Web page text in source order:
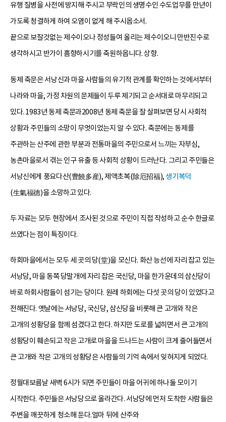
유행 질병을 사전에 방지해 주시고 부락인의 생명수인 수도업무를 만년이
가도록 청결하게 하여 오염이 없게 해 주시옵소서.
끝으로 보잘것없는 제수이오나 정성들여 올리는 제수이오니 만반진수로
생각하시고 반가이 흠향하시기를 축원하옵니다. 상향.
동제 축문은 서낭신과 마을 사람들의 유기적 관계를 확인하는 것에서부터
나라와 마을, 가정 차원의 문제들이 두루 제기되고 순서대로 마무리되고
있다. 1983년 동제 축문과2008년 동제 축문을 잘 살펴보면 당시 사회적
상황과 주민들의 소망이 무엇이었는지 알 수 있다. 축문에는 동제를
주관하는 산주에 관한 부분과 전통마을의 주민으로서 느끼는 자부심,
농촌마을로서 겪는 인구 유출 등 사회적 상황이 드러난다. 그리고 주민들은
서낭신에게 풍요다산(豊饒多産), 제액초복(除厄招福),생기복덕
(生氣福德)을 소망하고 있다.
두 자료는 모두 현장에서 조사된 것으로 주민이 직접 작성하고 순수 한글로
쓰였다는 점이 특징이다.
하회마을에서는 모두 세 곳의 당(堂)을 모신다. 화산 능선에 자리 잡고 있는
서낭당, 마을 동쪽 당말개에 자리 잡은 국신당, 마을 한가운데의 삼신당이
바로 하회사람들이 섬기는 당이다. 원래 하회에는 다섯 곳의 당이 있었다고
전해진다. 옛날에는 서낭당, 국신당, 삼신당을 비롯해 큰 고개와 작은
고개의 성황당을 함께 섬겼다고 한다. 하지만 도로를 넓히면서 큰 고개의
성황당이 훼손되고 작은 고개로 마을을 드나드는 사람이 크게 줄어들면서
큰 고개와 작은 고개의 성황당은 사람들의 기억 속에서 잊혀지게 되었다.
정월대보름날 새벽 6시가 되면 주민들이 마을 어귀에 하나둘 모이기
시작한다. 주민들은 서낭당으로 올라간다. 서낭당에 먼저 도착한 사람들은
주변을 깨끗하게 청소해 둔다.얼마 뒤에 산주와